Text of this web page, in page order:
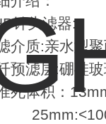
针头滤器:
介质:亲水型
预滤层:硼硅
死体积：